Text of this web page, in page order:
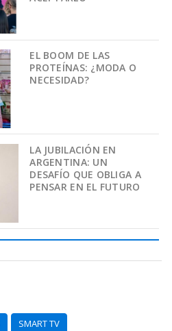
EL BOOM DE LAS
PROTEÍNAS: ¿MODA O
NECESIDAD?
LA JUBILACIÓN EN
ARGENTINA: UN
DESAFÍO QUE OBLIGA A
PENSAR EN EL FUTURO
SMART TV